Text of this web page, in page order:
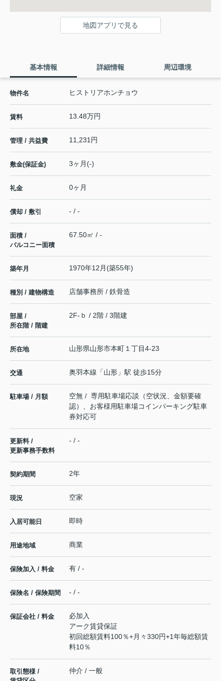
地図アプリで見る
基本情報 詳細情報 周辺環境
物件名 ヒストリアホンチョウ
賃料 13.48万円
管理 / 共益費 11,231円
敷金(保証金) 3ヶ月(-)
礼金 0ヶ月
償却 / 敷引 - / -
面積 /
バルコニー面積
67.50㎡ / -
築年月 1970年12月(築55年)
種別 / 建物構造 店舗事務所 / 鉄骨造
部屋 /
所在階 / 階建
2F-ｂ / 2階 / 3階建
所在地 山形県山形市本町 １丁目4-23
交通 奥羽本線 「山形 」駅 徒歩15分
駐車場 / 月額
空無 / 専用駐車場応談（空状況、金額要確
認）、お客様用駐車場コインパーキング駐車
券対応可
更新料 /
更新事務手数料
- / -
契約期間 2年
現況 空家
入居可能日 即時
用途地域 商業
保険加入 / 料金 有 / -
保険名 / 保険期間 - / -
保証会社 / 料金
必加入
アーク賃貸保証
初回総額賃料100％+月々330円+1年毎総額賃
料10％
取引態様 /
仲介 / 一般